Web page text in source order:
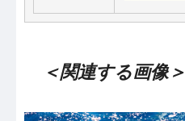
＜関連する画像＞